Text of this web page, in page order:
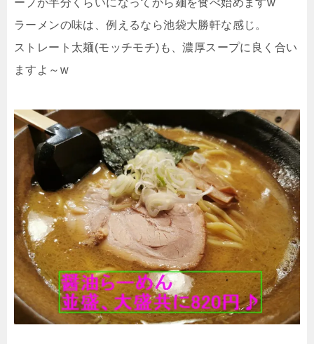
ープが半分くらいになってから麺を食べ始めますw
ラーメンの味は、例えるなら池袋大勝軒な感じ。
ストレート太麺(モッチモチ)も、濃厚スープに良く合い
ますよ～w